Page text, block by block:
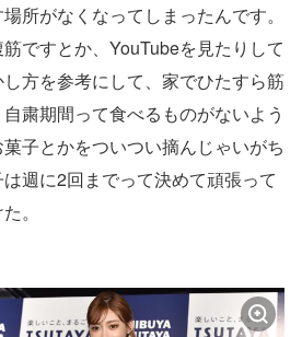
所がなくなってしまったんです。
ですとか、YouTubeを見たりして
方を参考にして、家でひたすら筋
粛期間って食べるものがないよう
子とかをついつい摘んじゃいがち
週に2回までって決めて頑張って
。